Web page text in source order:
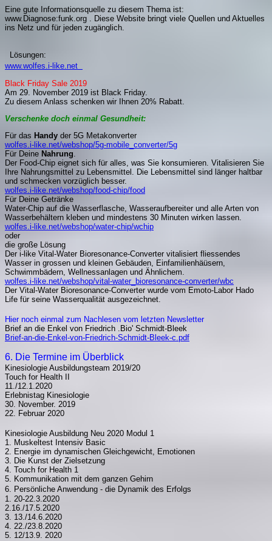
Eine gute Informationsquelle zu diesem Thema ist:
www.Diagnose:funk.org . Diese Website bringt viele Quellen und Aktuelles
ins Netz und für jeden zugänglich.
Lösungen:
www.wolfes.i-like.net
Black Friday Sale 2019
Am 29. November 2019 ist Black Friday.
Zu diesem Anlass schenken wir Ihnen 20% Rabatt.
Verschenke doch einmal Gesundheit:
Für das Handy der 5G Metakonverter
wolfes.i-like.net/webshop/5g-mobile_converter/5g
Für Deine Nahrung
Der Food-Chip eignet sich für alles, was Sie konsumieren. Vitalisieren Sie
Ihre Nahrungsmittel zu Lebensmittel. Die Lebensmittel sind länger haltbar
und schmecken vorzüglich besser.
wolfes.i-like.net/webshop/food-chip/food
Für Deine Getränke
Water-Chip auf die Wasserflasche, Wasseraufbereiter und alle Arten von
Wasserbehältern kleben und mindestens 30 Minuten wirken lassen.
wolfes.i-like.net/webshop/water-chip/wchip
oder
die große Lösung
Der i-like Vital-Water Bioresonance-Converter vitalisiert fliessendes
Wasser in grossen und kleinen Gebäuden, Einfamilienhäüsern,
Schwimmbädern, Wellnessanlagen und Ähnlichem.
wolfes.i-like.net/webshop/vital-water_bioresonance-converter/wbc
Der Vital-Water Bioresonance-Converter wurde vom Emoto-Labor Hado
Life für seine Wasserqualität ausgezeichnet.
Hier noch einmal zum Nachlesen vom letzten Newsletter
Brief an die Enkel von Friedrich .Bio' Schmidt-Bleek
Brief-an-die-Enkel-von-Friedrich-Schmidt-Bleek-c.pdf
6. Die Termine im Überblick
Kinesiologie Ausbildungsteam 2019/20
Touch for Health II
11./12.1.2020
Erlebnistag Kinesiologie
30. November. 2019
22. Februar 2020
Kinesiologie Ausbildung Neu 2020 Modul 1
1. Muskeltest Intensiv Basic
2. Energie im dynamischen Gleichgewicht, Emotionen
3. Die Kunst der Zielsetzung
4. Touch for Health 1
5. Kommunikation mit dem ganzen Gehirn
6. Persönliche Anwendung - die Dynamik des Erfolgs
1. 20-22.3.2020
2.16./17.5.2020
3. 13./14.6.2020
4. 22./23.8.2020
5. 12/13.9. 2020